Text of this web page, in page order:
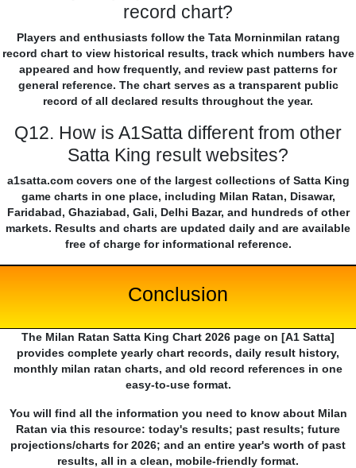
record chart?
Players and enthusiasts follow the Tata Morninmilan ratang
record chart to view historical results, track which numbers have
appeared and how frequently, and review past patterns for
general reference. The chart serves as a transparent public
record of all declared results throughout the year.
Q12. How is A1Satta different from other
Satta King result websites?
a1satta.com covers one of the largest collections of Satta King
game charts in one place, including Milan Ratan, Disawar,
Faridabad, Ghaziabad, Gali, Delhi Bazar, and hundreds of other
markets. Results and charts are updated daily and are available
free of charge for informational reference.
Conclusion
The Milan Ratan Satta King Chart 2026 page on [A1 Satta]
provides complete yearly chart records, daily result history,
monthly milan ratan charts, and old record references in one
easy-to-use format.
You will find all the information you need to know about Milan
Ratan via this resource: today's results; past results; future
projections/charts for 2026; and an entire year's worth of past
results, all in a clean, mobile-friendly format.